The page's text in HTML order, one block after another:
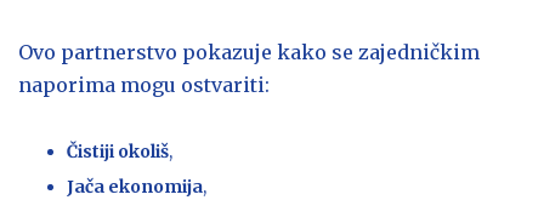
Ovo partnerstvo pokazuje kako se zajedničkim
naporima mogu ostvariti:
Čistiji okoliš,
Jača ekonomija,